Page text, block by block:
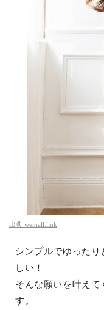
出典 wemall.link
シンプルでゆった
しい！
そんな願いを叶え
す。